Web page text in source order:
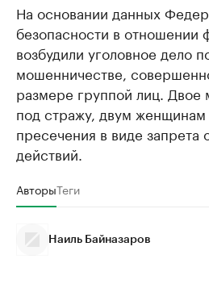
На основании данных
безопасности в отношении
возбудили уголовное дело
мошенничестве,
размере группой лиц.
под стражу, двум
пресечения в виде запрета
действий.
АвторыТеги
Наиль Байназаров